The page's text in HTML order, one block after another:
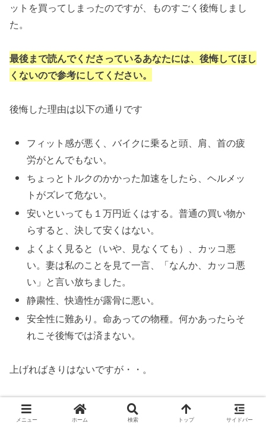
ットを買ってしまったのですが、ものすごく後悔しまし
た。
最後まで読んでくださっているあなたには、後悔してほし
くないので参考にしてください。
後悔した理由は以下の通りです
フィット感が悪く、バイクに乗ると頭、肩、首の疲
労がとんでもない。
ちょっとトルクのかかった加速をしたら、ヘルメッ
トがズレて危ない。
安いといっても１万円近くはする。普通の買い物か
らすると、決して安くはない。
よくよく見ると（いや、見なくても）、カッコ悪
い。妻は私のことを見て一言、「なんか、カッコ悪
い」と言い放ちました。
静粛性、快適性が露骨に悪い。
安全性に難あり。命あっての物種。何かあったらそ
れこそ後悔では済まない。
上げればきりはないですが・・。
バイクに乗ることが決まっているのであれば、教習所に行
く前にGT-AIR２を買っていくと良いです。
メニュー ホーム 検索 トップ サイドバー